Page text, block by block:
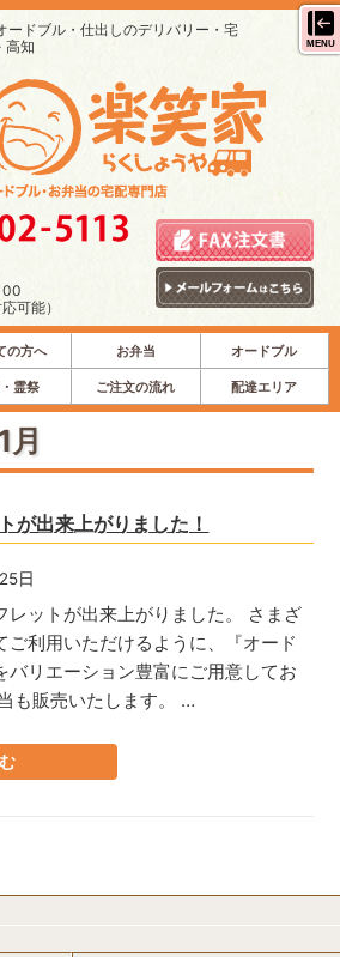
ードブル・仕出しのデリバリー・宅
高知
00
可能）
MENU
の方へ お弁当 オードブル
霊祭 ご注文の流れ 配達エリア
月
が出来上がりました！
日
レットが出来上がりました。 さまざ
ご利用いただけるように、『オード
バリエーション豊富にご用意してお
も販売いたします。 …